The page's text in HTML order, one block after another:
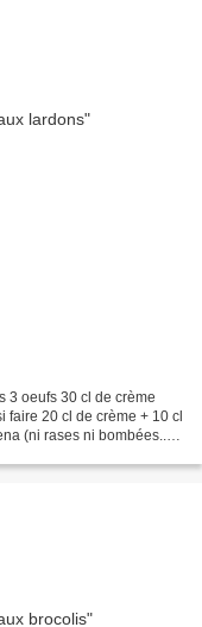
3 oeufs 30 cl de crème
faire 20 cl de crème + 10 cl
(ni rases ni bombées...